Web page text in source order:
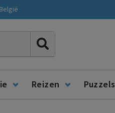
Reizen Puzzels